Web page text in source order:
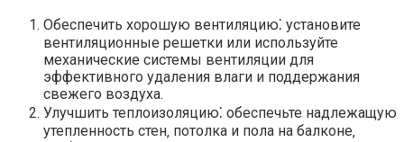
Обеспечить хорошую вентиляцию⁚ установите
вентиляционные решетки или используйте
механические системы вентиляции для
эффективного удаления влаги и поддержания
свежего воздуха.​
Улучшить теплоизоляцию⁚ обеспечьте надлежащую
утепленность стен‚ потолка и пола на балконе‚